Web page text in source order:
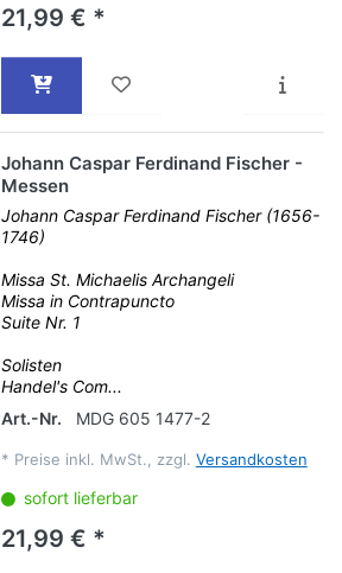
21,99 € *
Johann Caspar Ferdinand Fischer -
Messen
Johann Caspar Ferdinand Fischer (1656-
1746)
Missa St. Michaelis Archangeli
Missa in Contrapuncto
Suite Nr. 1
Solisten
Handel's Com...
Art.-Nr.
MDG 605 1477-2
* Preise inkl. MwSt., zzgl. Versandkosten
sofort lieferbar
21,99 € *